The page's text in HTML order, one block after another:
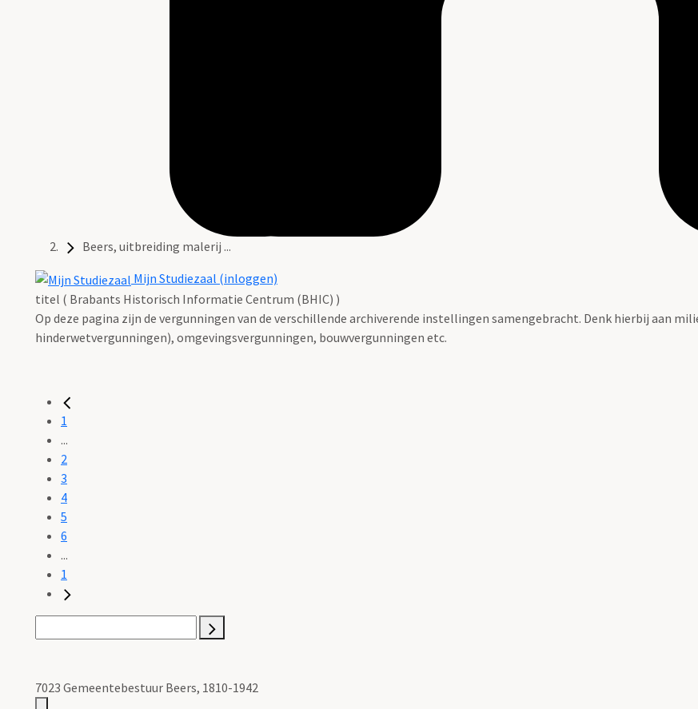
Beers, uitbreiding malerij ...
Mijn Studiezaal (inloggen)
titel ( Brabants Historisch Informatie Centrum (BHIC) )
Op deze pagina zijn de vergunningen van de verschillende archiverende instellingen samengebracht. Denk hierbij aan
hinderwetvergunningen), omgevingsvergunningen, bouwvergunningen etc.
1
...
2
3
4
5
6
...
1
7023 Gemeentebestuur Beers, 1810-1942